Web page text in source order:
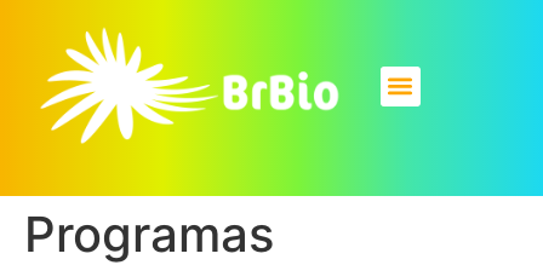
Programas